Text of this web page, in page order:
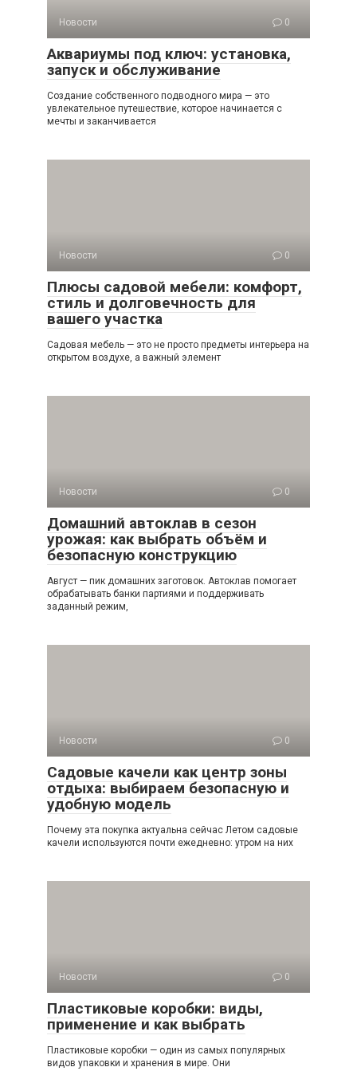
Новости 0
Аквариумы под ключ: установка,
запуск и обслуживание
Создание собственного подводного мира — это
увлекательное путешествие, которое начинается с
мечты и заканчивается
Новости 0
Плюсы садовой мебели: комфорт,
стиль и долговечность для
вашего участка
Садовая мебель — это не просто предметы интерьера на
открытом воздухе, а важный элемент
Новости 0
Домашний автоклав в сезон
урожая: как выбрать объём и
безопасную конструкцию
Август — пик домашних заготовок. Автоклав помогает
обрабатывать банки партиями и поддерживать
заданный режим,
Новости 0
Садовые качели как центр зоны
отдыха: выбираем безопасную и
удобную модель
Почему эта покупка актуальна сейчас Летом садовые
качели используются почти ежедневно: утром на них
Новости 0
Пластиковые коробки: виды,
применение и как выбрать
Пластиковые коробки — один из самых популярных
видов упаковки и хранения в мире. Они